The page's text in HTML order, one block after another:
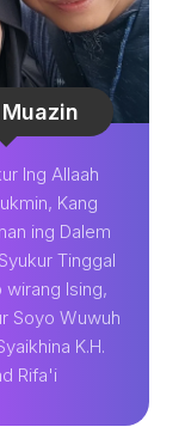
Ing Allaah
Kang
ing Dalem
Tinggal
wirang Ising,
Soyo Wuwuh
K.H.
Rifa'i